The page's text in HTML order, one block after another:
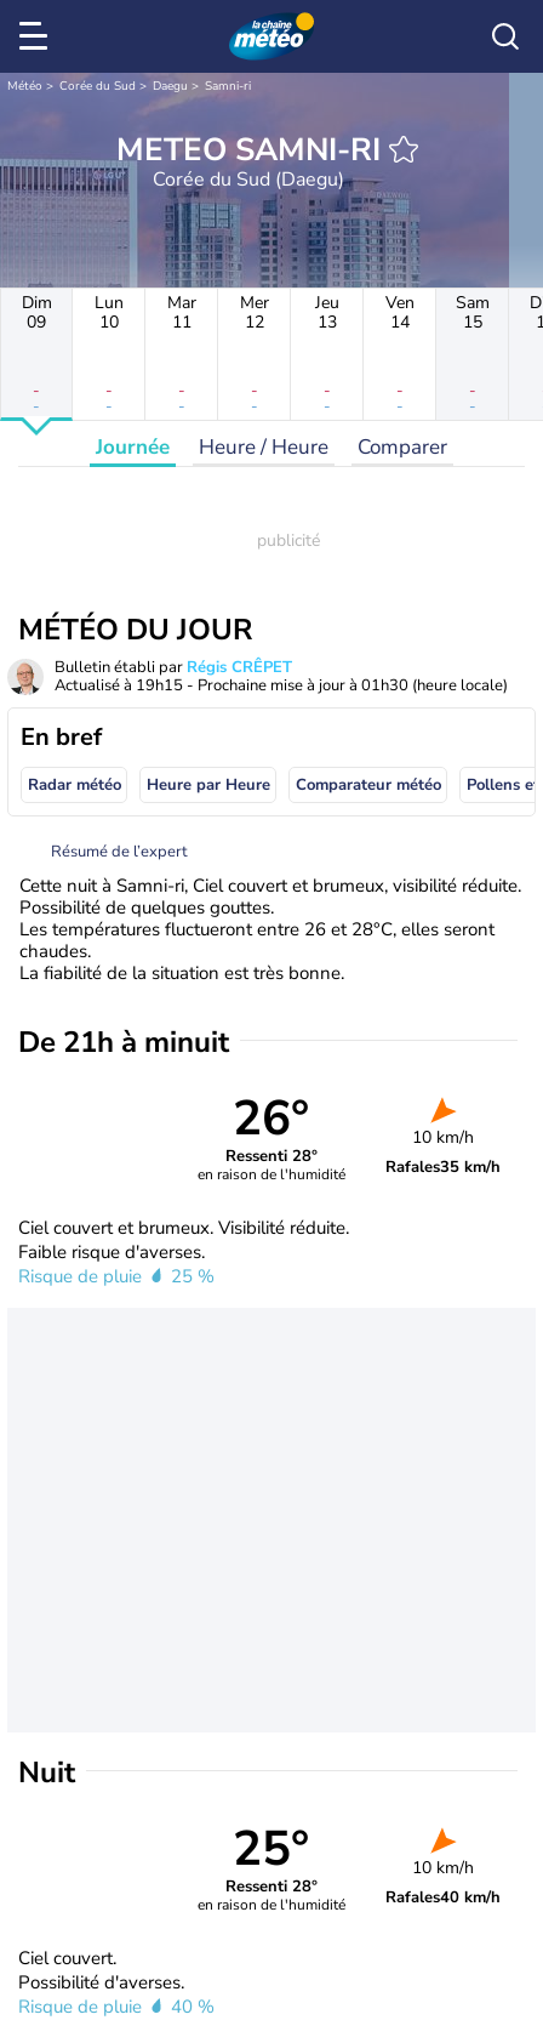
Météo Corée du Sud Daegu Samni-ri
METEO SAMNI-RI
Corée du Sud (Daegu)
Dim
09
-
-
Lun
10
-
-
Mar
11
-
-
Mer
12
-
-
Jeu
13
-
-
Ven
14
-
-
Sam
15
-
-
Journée Heure / Heure Comparer
MÉTÉO DU JOUR
Bulletin établi par Régis CRÊPET
Actualisé à 19h15 - Prochaine mise à jour à 01h30 (heure locale)
En bref
Radar météo Heure par Heure Comparateur météo Pollens
Résumé de l’expert
Cette nuit à Samni-ri, Ciel couvert et brumeux, visibilité réduite.
Possibilité de quelques gouttes.
Les températures fluctueront entre 26 et 28°C, elles seront
chaudes.
La fiabilité de la situation est très bonne.
De 21h à minuit
26°
Ressenti 28°
en raison de l'humidité
10 km/h
Rafales35 km/h
Ciel couvert et brumeux. Visibilité réduite.
Faible risque d'averses.
Risque de pluie
25 %
Nuit
25°
Ressenti 28°
en raison de l'humidité
10 km/h
Rafales40 km/h
Ciel couvert.
Possibilité d'averses.
Risque de pluie
40 %